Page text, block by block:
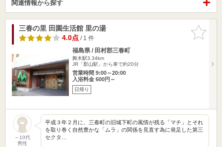
関連情報から探す
お気に入
りに追加
三春の里 田園生活館 里の湯
4.0点/ 1 件
福島県 / 田村郡三春町
舞木駅3.34km
JR「郡山駅」から車で約20分
営業時間 9:00～20:00
入浴料金 600円～
日帰り
～10代
男性
平成３年２月に、三春町の旧城下町の風情が残る「マチ」とそれ
を取り巻く自然豊かな「ムラ」の関係を見直す為に発足した第三
セクタ…